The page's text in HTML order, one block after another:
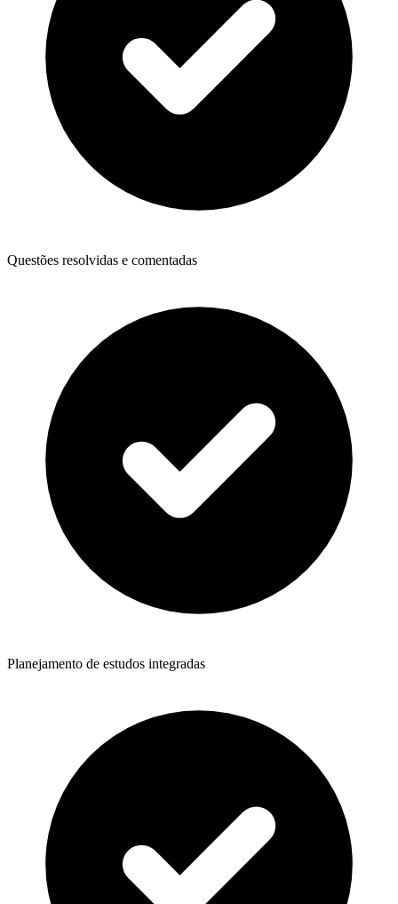
Questões resolvidas e comentadas
Planejamento de estudos integradas